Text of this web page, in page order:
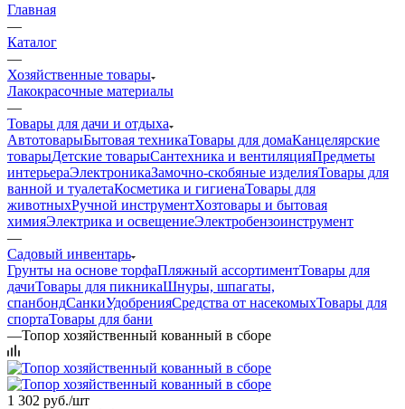
Главная
—
Каталог
—
Хозяйственные товары
Лакокрасочные материалы
—
Товары для дачи и отдыха
АвтотоварыБытовая техникаТовары для домаКанцелярские
товарыДетские товарыСантехника и вентиляцияПредметы
интерьераЭлектроникаЗамочно-скобяные изделияТовары для
ванной и туалетаКосметика и гигиенаТовары для
животныхРучной инструментХозтовары и бытовая
химияЭлектрика и освещениеЭлектробензоинструмент
—
Садовый инвентарь
Грунты на основе торфаПляжный ассортиментТовары для
дачиТовары для пикникаШнуры, шпагаты,
спанбондСанкиУдобренияСредства от насекомыхТовары для
спортаТовары для бани
—Топор хозяйственный кованный в сборе
1 302 руб./шт